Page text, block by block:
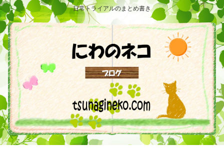
日常トライアルのまとめ書き